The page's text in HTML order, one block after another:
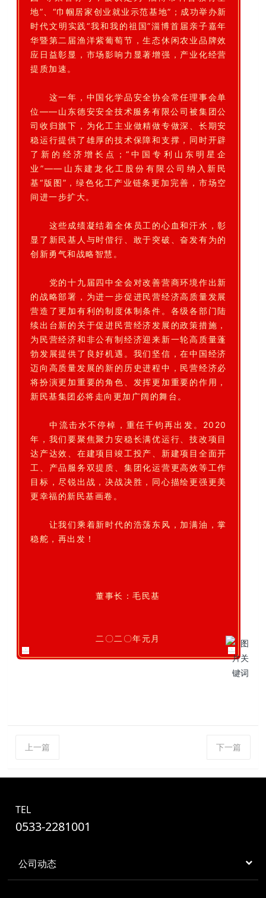
地”、“巾帼居家创业就业示范基地”；成功举办新
时代文明实践“我和我的祖国”淄博首届亲子嘉年
华暨第二届渔洋紫葡萄节，生态休闲农业品牌效
应日益彰显，市场影响力显著增强，产业化经营
提质加速。
这一年，中国化学品安全协会常任理事会单
位——山东德安安全技术服务有限公司被集团公
司收归旗下，为化工主业做精做专做深、长期安
稳运行提供了雄厚的技术保障和支撑，同时开辟
了新的经济增长点；“中国专利山东明星企
业”——山东建龙化工股份有限公司纳入新民
基“版图”，绿色化工产业链条更加完善，市场空
间进一步扩大。
这些成绩凝结着全体员工的心血和汗水，彰
显了新民基人与时偕行、敢于突破、奋发有为的
创新勇气和战略智慧。
党的十九届四中全会对改善营商环境作出新
的战略部署，为进一步促进民营经济高质量发展
营造了更加有利的制度体制条件。各级各部门陆
续出台新的关于促进民营经济发展的政策措施，
为民营经济和非公有制经济迎来新一轮高质量蓬
勃发展提供了良好机遇。我们坚信，在中国经济
迈向高质量发展的新的历史进程中，民营经济必
将扮演更加重要的角色、发挥更加重要的作用，
新民基集团必将走向更加广阔的舞台。
中流击水不停棹，重任千钧再出发。2020
年，我们要聚焦聚力安稳长满优运行、技改项目
达产达效、在建项目竣工投产、新建项目全面开
工、产品服务双提质、集团化运营更高效等工作
目标，尽锐出战，决战决胜，同心描绘更强更美
更幸福的新民基画卷。
让我们乘着新时代的浩荡东风，加满油，掌
稳舵，再出发！
董事长：毛民基
二〇二〇年元月
上一篇 下一篇
TEL
0533-2281001
公司动态